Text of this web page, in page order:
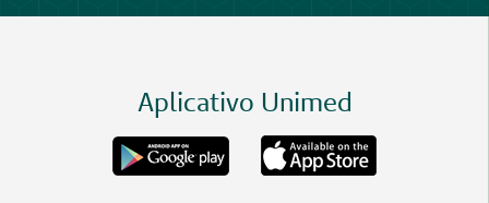
Aplicativo Unimed